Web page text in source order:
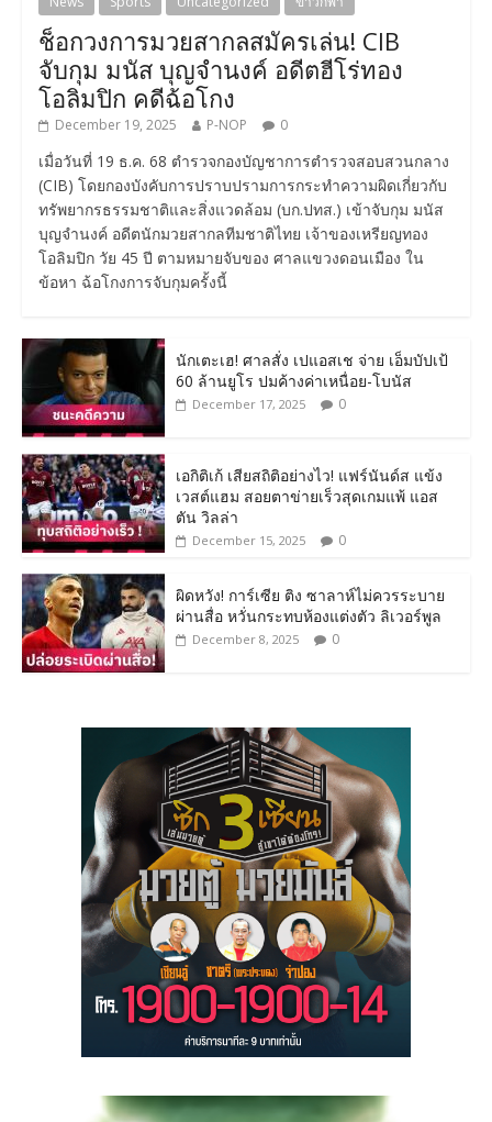
ช็อกวงการมวยสากลสมัครเล่น! CIB
จับกุม มนัส บุญจำนงค์ อดีตฮีโร่ทอง
โอลิมปิก คดีฉ้อโกง
December 19, 2025 P-NOP 0
เมื่อวันที่ 19 ธ.ค. 68 ตำรวจกองบัญชาการตำรวจสอบสวนกลาง
(CIB) โดยกองบังคับการปราบปรามการกระทำความผิดเกี่ยวกับ
ทรัพยากรธรรมชาติและสิ่งแวดล้อม (บก.ปทส.) เข้าจับกุม มนัส
บุญจำนงค์ อดีตนักมวยสากลทีมชาติไทย เจ้าของเหรียญทอง
โอลิมปิก วัย 45 ปี ตามหมายจับของ ศาลแขวงดอนเมือง ใน
ข้อหา ฉ้อโกงการจับกุมครั้งนี้
นักเตะเฮ! ศาลสั่ง เปแอสเช จ่าย เอ็มบัปเป้
60 ล้านยูโร ปมค้างค่าเหนื่อย-โบนัส
December 17, 2025 0
เอกิติเก้ เสียสถิติอย่างไว! แฟร์นันด์ส แข้ง
เวสต์แฮม สอยตาข่ายเร็วสุดเกมแพ้ แอส
ตัน วิลล่า
December 15, 2025 0
ผิดหวัง! การ์เซีย ติง ซาลาห์ไม่ควรระบาย
ผ่านสื่อ หวั่นกระทบห้องแต่งตัว ลิเวอร์พูล
December 8, 2025 0